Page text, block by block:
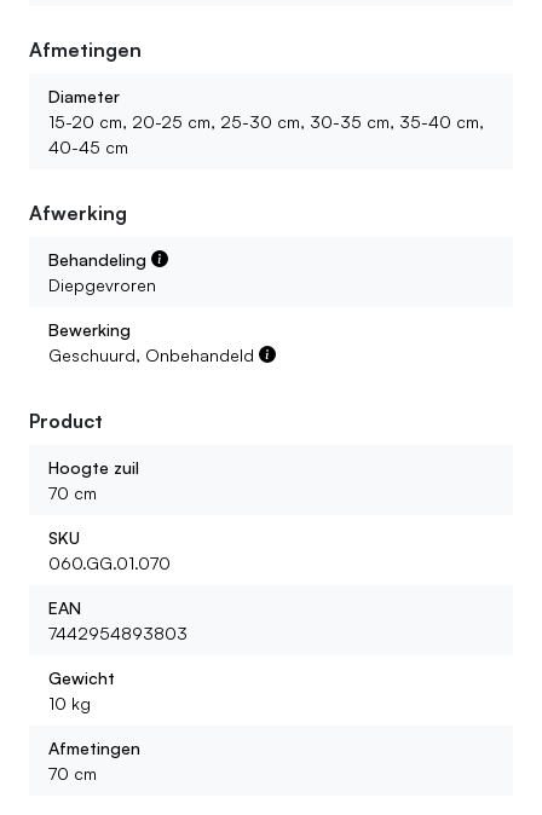
Afmetingen
Diameter
15-20 cm, 20-25 cm, 25-30 cm, 30-35 cm, 35-40 cm,
40-45 cm
Afwerking
Behandeling
Diepgevroren
Bewerking
Geschuurd, Onbehandeld
Product
Hoogte zuil
70 cm
SKU
060.GG.01.070
EAN
7442954893803
Gewicht
10 kg
Afmetingen
70 cm